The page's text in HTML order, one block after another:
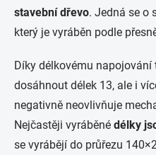
stavební dřevo. Jedná se o
který je vyráběn podle
Díky délkovému napojování
dosáhnout délek 13, ale i
negativně neovlivňuje
Nejčastěji vyráběné délky
se vyrábějí do průřezu